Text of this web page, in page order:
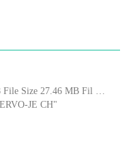
File Size 27.46 MB Fil …
JE CH"